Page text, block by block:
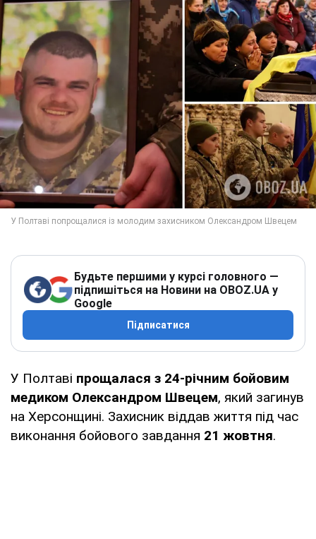
Будьте першими у курсі головного —
підпишіться на Новини на OBOZ.UA у
Google
Підписатися
У Полтаві прощалася з 24-річним бойовим
медиком Олександром Швецем, який загинув
на Херсонщині. Захисник віддав життя під час
виконання бойового завдання 21 жовтня.